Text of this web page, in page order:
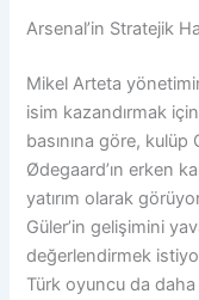
Arsenal’in Stratejik
Mikel Arteta
isim kazandırmak
basınına göre,
Ødegaard’ın erken
yatırım olarak
Güler’in gelişimini
değerlendirmek
Türk oyuncu da daha